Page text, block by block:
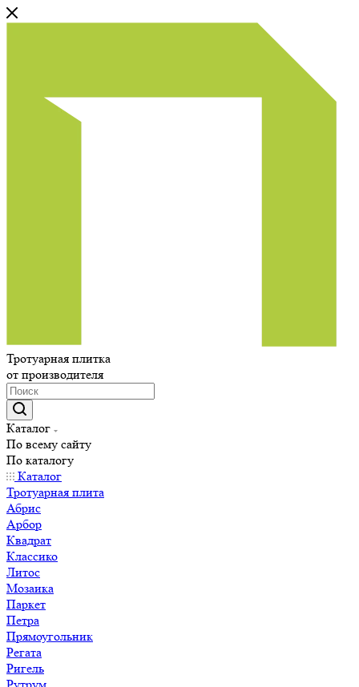
Тротуарная плитка
от производителя
Каталог
По всему сайту
По каталогу
Каталог
Тротуарная плита
Абрис
Арбор
Квадрат
Классико
Литос
Мозаика
Паркет
Петра
Прямоугольник
Регата
Ригель